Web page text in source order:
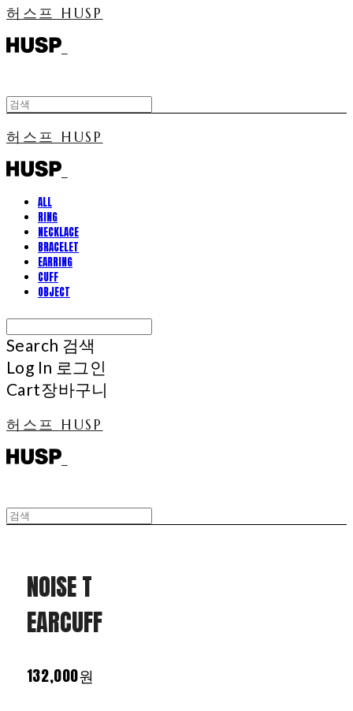
허스프 HUSP
허스프 HUSP
ALL
RING
NECKLACE
BRACELET
EARRING
CUFF
OBJECT
Search 검색
Log In 로그인
Cart장바구니
허스프 HUSP
NOISE T
EARCUFF
132,000원